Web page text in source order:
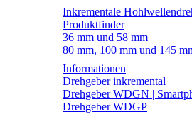
Inkrementale
Produktfinder
36 mm und 58 mm
80 mm, 100 mm und 145
Informationen
Drehgeber inkremental
Drehgeber WDGN |
Drehgeber WDGP